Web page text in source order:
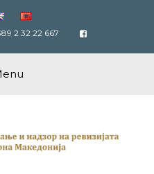
2 32 22 667